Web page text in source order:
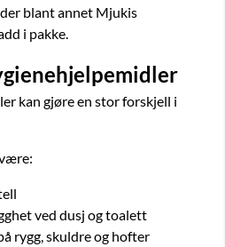
blant annet Mjukis
i pakke.
kan gjøre en stor forskjell i
ved dusj og toalett
rygg, skuldre og hofter